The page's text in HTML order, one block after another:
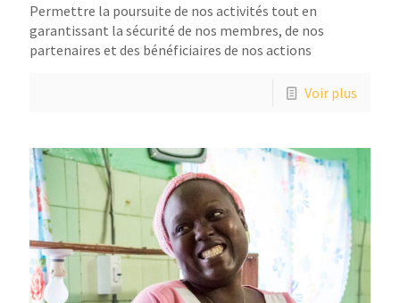
Permettre la poursuite de nos activités tout en
garantissant la sécurité de nos membres, de nos
partenaires et des bénéficiaires de nos actions
Voir plus